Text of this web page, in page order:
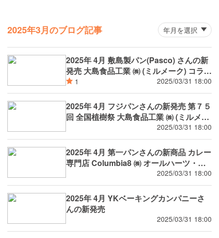
2025年3月のブログ記事
2025年 4月 敷島製パン(Pasco) さんの新
発売 大島食品工業 ㈱ (ミルメーク) コラボ
等 1 2025/03/31 18:00
2025年 4月 フジパンさんの新発売 第７５
回 全国植樹祭 大島食品工業 ㈱ (ミルメー
づ製茶( ㈱ 小柳津清一商店) (天空の抹茶)
大山乳業農業協同組合(白バラ牛乳)コラボ
等
2025/03/31 18:00
2025年 4月 第一パンさんの新商品 カレー
専門店 Columbia8 ㈱ オールハーツ・カ
ンパニー ( Pastel なめらかプリン ) おや
いづ製茶( ㈱ 小柳津清一商店) (天空の抹
茶) コラボ等
2025/03/31 18:00
2025年 4月 YKベーキングカンパニーさ
んの新発売
2025/03/31 18:00